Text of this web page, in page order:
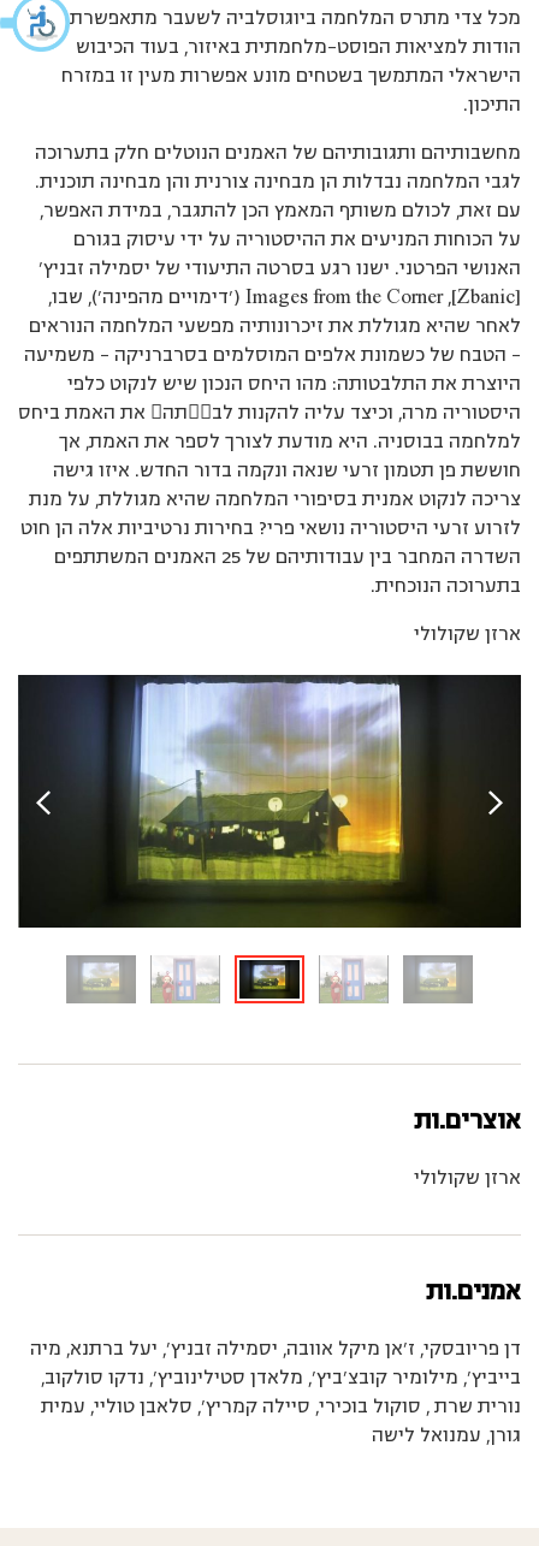
מכל צדי מתרס המלחמה ביוגוסלביה לשעבר מתאפשרת
הודות למציאות הפוסט-מלחמתית באיזור, בעוד הכיבוש
הישראלי המתמשך בשטחים מונע אפשרות מעין זו במזרח
התיכון.
מחשבותיהם ותגובותיהם של האמנים הנוטלים חלק בתערוכה
לגבי המלחמה נבדלות הן מבחינה צורנית והן מבחינה תוכנית.
עם זאת, לכולם משותף המאמץ הכן להתגבר, במידת האפשר,
על הכוחות המניעים את ההיסטוריה על ידי עיסוק בגורם
האנושי הפרטני. ישנו רגע בסרטה התיעודי של יסמילה זבניץ’
[Zbanic], Images from the Corner (’דימויים מהפינה’), שבו,
לאחר שהיא מגוללת את זיכרונותיה מפשעי המלחמה הנוראים
– הטבח של כשמונת אלפים המוסלמים בסרברניקה – משמיעה
היוצרת את התלבטותה: מהו היחס הנכון שיש לנקוט כלפי
היסטוריה מרה, וכיצד עליה להקנות לבתה את האמת ביחס
למלחמה בבוסניה. היא מודעת לצורך לספר את האמת, אך
חוששת פן תטמון זרעי שנאה ונקמה בדור החדש. איזו גישה
צריכה לנקוט אמנית בסיפורי המלחמה שהיא מגוללת, על מנת
לזרוע זרעי היסטוריה נושאי פרי? בחירות נרטיביות אלה הן חוט
השדרה המחבר בין עבודותיהם של 25 האמנים המשתתפים
בתערוכה הנוכחית.
ארזן שקולולי
אוצרים.ות
ארזן שקולולי
אמנים.ות
דן פריובסקי, ז’אן מיקל אוובה, יסמילה זבניץ’, יעל ברתנא, מיה
בייביץ’, מילומיר קובצ’ביץ’, מלאדן סטילינוביץ’, נדקו סולקוב,
נורית שרת , סוקול בוכירי, סיילה קמריץ’, סלאבן טוליי, עמית
גורן, עמנואל לישה